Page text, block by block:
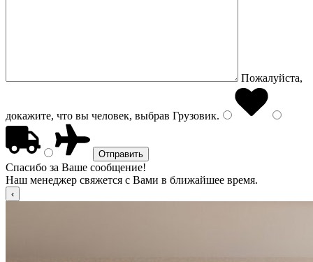
Пожалуйста,
докажите, что вы человек, выбрав Грузовик.
Спасибо за Ваше сообщение!
Наш менеджер свяжется с Вами в ближайшее время.